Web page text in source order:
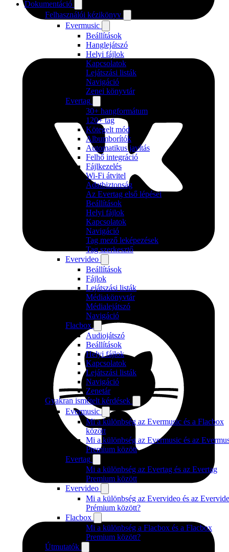
Dokumentáció
Felhasználói kézikönyv
Evermusic
Beállítások
Hanglejátszó
Helyi fájlok
Kapcsolatok
Lejátszási listák
Navigáció
Zenei könyvtár
Evertag
30+ hangformátum
120+ tag
Kötegelt mód
Albumborítók
Automatikus javítás
Felhő integráció
Fájlkezelés
Wi-Fi átvitel
Adatbiztonság
Az Evertag első lépései
Beállítások
Helyi fájlok
Kapcsolatok
Navigáció
Tag mező leképezések
Tag szerkesztő
Evervideo
Beállítások
Fájlok
Lejátszási listák
Médiakönyvtár
Médialejátszó
Navigáció
Flacbox
Audiojátszó
Beállítások
Helyi fájlok
Kapcsolatok
Lejátszási listák
Navigáció
Zenetár
Gyakran ismételt kérdések
Evermusic
Mi a különbség az Evermusic és a Flacbox
között
Mi a különbség az Evermusic és az
Premium között
Evertag
Mi a különbség az Evertag és az Evertag
Premium között
Evervideo
Mi a különbség az Evervideo és az
Prémium között?
Flacbox
Mi a különbség a Flacbox és a Flacbox
Premium között?
Útmutatók